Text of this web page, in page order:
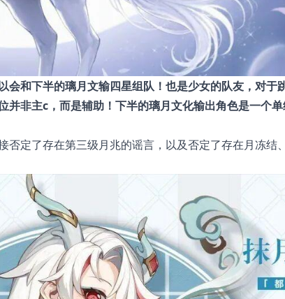
会和下半的璃月文输四星组队！也是少女的队友，对于
并非主c，而是辅助！下半的璃月文化输出角色是一个
否定了存在第三级月兆的谣言，以及否定了存在月冻结